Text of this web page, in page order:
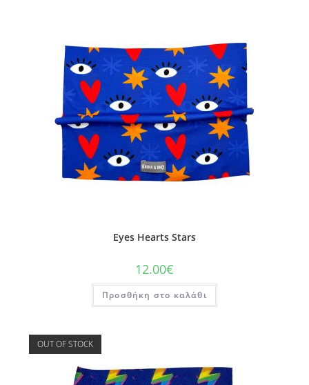
Eyes Hearts Stars
12.00€
Προσθήκη στο καλάθι
OUT OF STOCK